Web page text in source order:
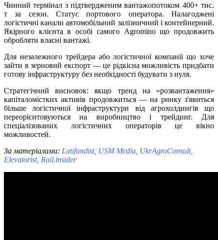
Чинний термінал з підтвердженим вантажопотоком 400+ тис.
т за сезон. Статус портового оператора. Налагоджені
логістичні канали автомобільний залізничний і контейнерний.
Якірного клієнта в особі самого Agromino що продовжить
обробляти власні вантажі.
Для незалежного трейдера або логістичної компанії що хоче
зайти в зерновий експорт — це рідкісна можливість придбати
готову інфраструктуру без необхідності будувати з нуля.
Стратегічний висновок: якщо тренд на «розвантаження»
капіталомістких активів продовжиться — на ринку з'явиться
більше логістичної інфраструктури від агрохолдингів що
переорієнтовуються на виробництво і трейдинг. Для
спеціалізованих логістичних операторів це вікно
можливостей.
За матеріалами: Latifundist, USM Media, UkrAgroConsult,
Elevatorist, Rail.insider